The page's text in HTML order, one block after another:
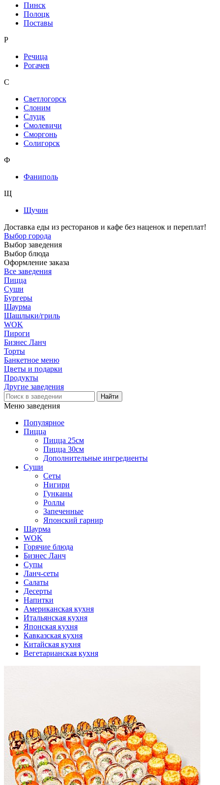
Пинск
Полоцк
Поставы
Р
Речица
Рогачев
С
Светлогорск
Слоним
Слуцк
Смолевичи
Сморгонь
Солигорск
Ф
Фаниполь
Щ
Щучин
Доставка еды из ресторанов и кафе без наценок и переплат!
Выбор города
Выбор заведения
Выбор блюда
Оформление заказа
Все заведения
Пицца
Суши
Бургеры
Шаурма
Шашлыки/гриль
WOK
Пироги
Бизнес Ланч
Торты
Банкетное меню
Цветы и подарки
Продукты
Другие заведения
Меню заведения
Популярное
Пицца
Пицца 25см
Пицца 30см
Дополнительные ингредиенты
Суши
Сеты
Нигири
Гунканы
Роллы
Запеченные
Японский гарнир
Шаурма
WOK
Горячие блюда
Бизнес Ланч
Супы
Ланч-сеты
Салаты
Десерты
Напитки
Американская кухня
Итальянская кухня
Японская кухня
Кавказская кухня
Китайская кухня
Вегетарианская кухня